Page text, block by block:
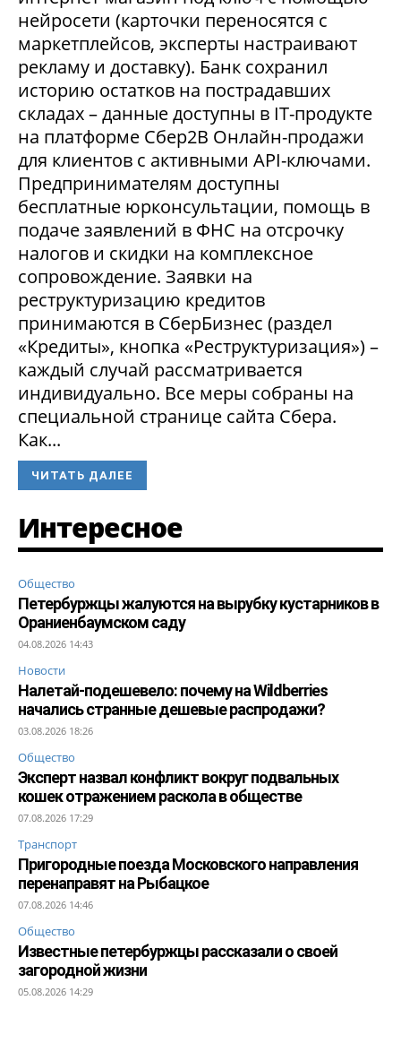
нейросети (карточки переносятся с
маркетплейсов, эксперты настраивают
рекламу и доставку). Банк сохранил
историю остатков на пострадавших
складах – данные доступны в IT-продукте
на платформе Сбер2В Онлайн-продажи
для клиентов с активными API-ключами.
Предпринимателям доступны
бесплатные юрконсультации, помощь в
подаче заявлений в ФНС на отсрочку
налогов и скидки на комплексное
сопровождение. Заявки на
реструктуризацию кредитов
принимаются в СберБизнес (раздел
«Кредиты», кнопка «Реструктуризация») –
каждый случай рассматривается
индивидуально. Все меры собраны на
специальной странице сайта Сбера.
Как...
ЧИТАТЬ ДАЛЕЕ
Интересное
Общество
Петербуржцы жалуются на вырубку кустарников в
Ораниенбаумском саду
04.08.2026 14:43
Новости
Налетай-подешевело: почему на Wildberries
начались странные дешевые распродажи?
03.08.2026 18:26
Общество
Эксперт назвал конфликт вокруг подвальных
кошек отражением раскола в обществе
07.08.2026 17:29
Транспорт
Пригородные поезда Московского направления
перенаправят на Рыбацкое
07.08.2026 14:46
Общество
Известные петербуржцы рассказали о своей
загородной жизни
05.08.2026 14:29